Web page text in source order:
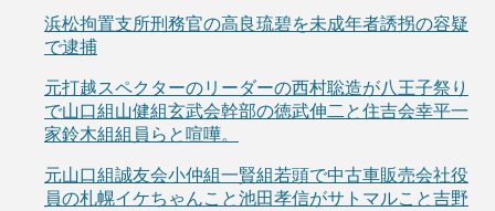
浜松拘置支所刑務官の高良琉碧を未成年者誘拐の容疑
で逮捕
元打越スペクターのリーダーの西村聡造が八王子祭り
で山口組山健組玄武会幹部の徳武伸二と住吉会幸平一
家鈴木組組員らと喧嘩。
元山口組誠友会小仲組一賢組若頭で中古車販売会社役
員の札幌イケちゃんこと池田孝信がサトマルこと吉野